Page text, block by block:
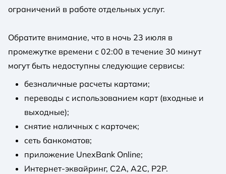
ограничений в работе отдельных услуг.
Обратите внимание, что в ночь 23 июля в
промежутке времени с 02:00 в течение 30 минут
могут быть недоступны следующие сервисы:
безналичные расчеты картами;
переводы с использованием карт (входные и
выходные);
снятие наличных с карточек;
сеть банкоматов;
приложение UnexBank Online;
Интернет-эквайринг, С2А, А2С, Р2Р.